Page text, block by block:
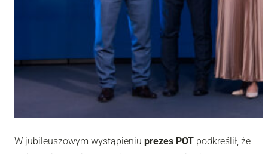
W jubileuszowym wystąpieniu prezes POT podkreślił, że